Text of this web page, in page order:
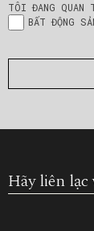
TÔI ĐANG QUAN
BẤT ĐỘNG
Hãy liên